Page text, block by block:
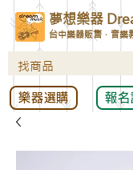
樂器選購 報名
夢想樂器
台中樂器販售．音樂